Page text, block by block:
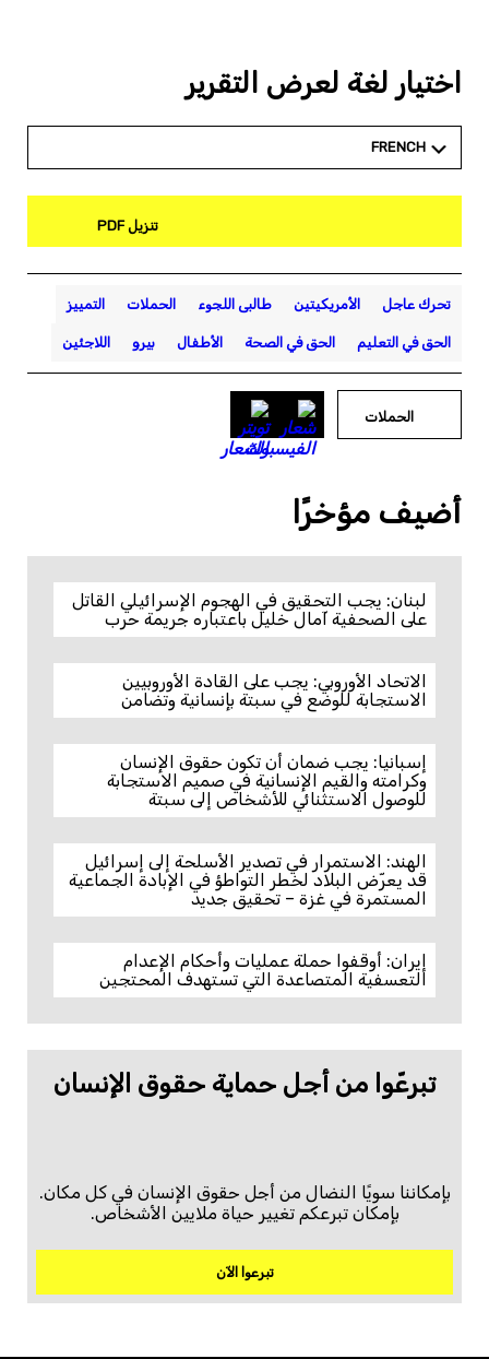
اختيار لغة لعرض التقرير
FRENCH
تنزيل PDF
تحرك عاجل الأمريكيتين طالبى اللجوء الحملات التمييز
الحق في التعليم الحق في الصحة الأطفال بيرو اللاجئين
الحملات
أضيف مؤخرًا
لبنان: يجب التحقيق في الهجوم الإسرائيلي القاتل
على الصحفية آمال خليل باعتباره جريمة حرب
الاتحاد الأوروبي: يجب على القادة الأوروبيين
الاستجابة للوضع في سبتة بإنسانية وتضامن
إسبانيا: يجب ضمان أن تكون حقوق الإنسان
وكرامته والقيم الإنسانية في صميم الاستجابة
للوصول الاستثنائي للأشخاص إلى سبتة
الهند: الاستمرار في تصدير الأسلحة إلى إسرائيل
قد يعرّض البلاد لخطر التواطؤ في الإبادة الجماعية
المستمرة في غزة – تحقيق جديد
إيران: أوقفوا حملة عمليات وأحكام الإعدام
التعسفية المتصاعدة التي تستهدف المحتجين
تبرعّوا من أجل حماية حقوق الإنسان
بإمكاننا سويًا النضال من أجل حقوق الإنسان في كل مكان.
بإمكان تبرعكم تغيير حياة ملايين الأشخاص.
تبرعوا الآن